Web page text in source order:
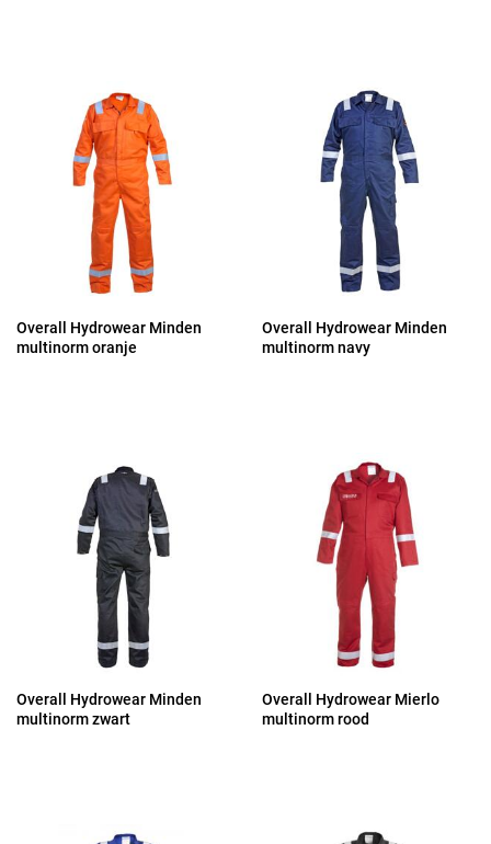
Overall Hydrowear Minden
multinorm oranje
Overall Hydrowear Minden
multinorm navy
Overall Hydrowear Minden
multinorm zwart
Overall Hydrowear Mierlo
multinorm rood